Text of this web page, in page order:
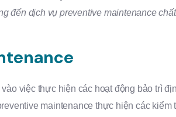
đến dịch vụ preventive maintenance
việc thực hiện các hoạt động bảo trì
maintenance thực hiện các